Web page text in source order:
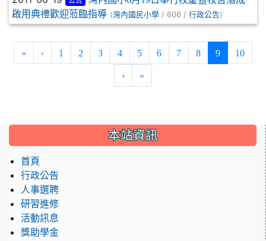
啟用典禮歡迎蒞臨指導 (灣內國民小學 / 606 / 行政公告)
« ‹ 1 2 3 4 5 6 7 8 9(current)
10
› »
::: 本站資訊
首頁
行政公告
人事選聘
研習進修
活動訊息
獎助學金